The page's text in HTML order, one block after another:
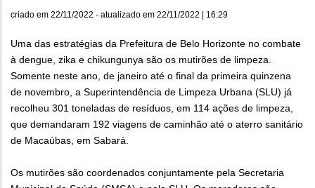
criado em 22/11/2022 - atualizado em 22/11/2022 | 16:29
Uma das estratégias da Prefeitura de Belo Horizonte no combate
à dengue, zika e chikungunya são os mutirões de limpeza.
Somente neste ano, de janeiro até o final da primeira quinzena
de novembro, a Superintendência de Limpeza Urbana (SLU) já
recolheu 301 toneladas de resíduos, em 114 ações de limpeza,
que demandaram 192 viagens de caminhão até o aterro sanitário
de Macaúbas, em Sabará.
Os mutirões são coordenados conjuntamente pela Secretaria